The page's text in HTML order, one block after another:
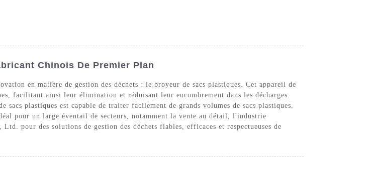
Chinois De Premier Plan
en matière de gestion des déchets : le broyeur de sacs plastiques. Cet appareil de
facilitant ainsi leur élimination et réduisant leur encombrement dans les décharges.
plastiques est capable de traiter facilement de grands volumes de sacs plastiques.
pour un large éventail de secteurs, notamment la vente au détail, l'industrie
pour des solutions de gestion des déchets fiables, efficaces et respectueuses de